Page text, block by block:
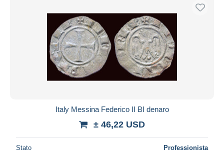
Italy Messina Federico II BI denaro
± 46,22 USD
Stato Professionista